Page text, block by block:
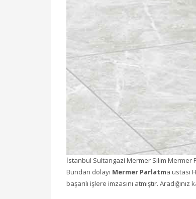
İstanbul Sultangazi Mermer Silim Mermer
Bundan dolayı Mermer Parlatma ustası
başarılı işlere imzasını atmıştır.